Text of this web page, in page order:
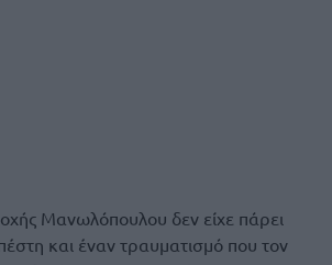
Μανωλόπουλου δεν είχε πάρει
και έναν τραυματισμό που τον